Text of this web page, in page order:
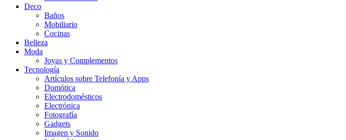
Deco
Baños
Mobiliario
Cocinas
Belleza
Moda
Joyas y Complementos
Tecnología
Artículos sobre Telefonía y Apps
Domótica
Electrodomésticos
Electrónica
Fotografía
Gadgets
Imagen y Sonido